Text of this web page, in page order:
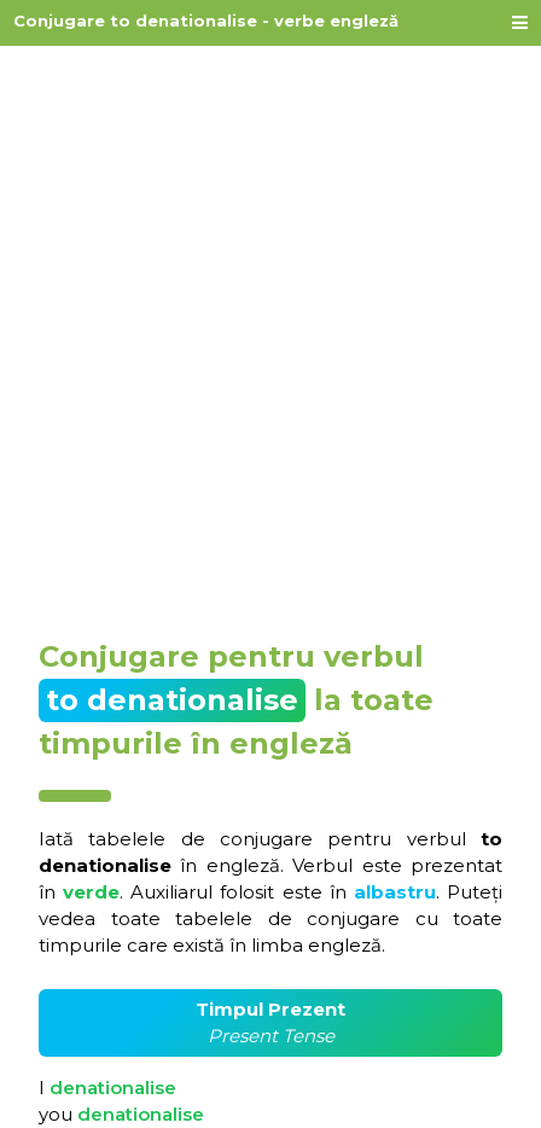
Conjugare to denationalise - verbe engleză
Conjugare pentru verbul
to denationalise la toate
timpurile în engleză
Iată tabelele de conjugare pentru verbul to
denationalise în engleză. Verbul este prezentat
înverde. Auxiliarul folosit este în albastru. Puteți
vedea toate tabelele de conjugare cu toate
timpurile care există în limba engleză.
Timpul Prezent
Present Tense
I denationalise
you denationalise